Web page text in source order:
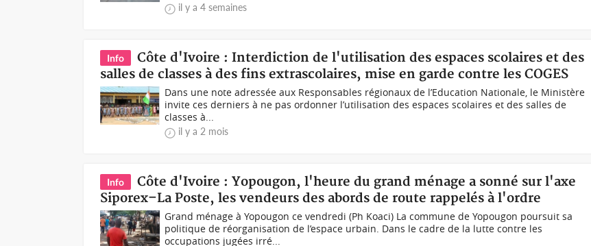
il y a 4 semaines
Info
Côte d'Ivoire : Interdiction de l'utilisation des espaces scolaires et des
salles de classes à des fins extrascolaires, mise en garde contre les COGES
Dans une note adressée aux Responsables régionaux de l’Education Nationale, le Ministère
invite ces derniers à ne pas ordonner l’utilisation des espaces scolaires et des salles de
classes à...
il y a 2 mois
Info
Côte d'Ivoire : Yopougon, l'heure du grand ménage a sonné sur l'axe
Siporex–La Poste, les vendeurs des abords de route rappelés à l'ordre
Grand ménage à Yopougon ce vendredi (Ph Koaci) La commune de Yopougon poursuit sa
politique de réorganisation de l’espace urbain. Dans le cadre de la lutte contre les
occupations jugées irré...